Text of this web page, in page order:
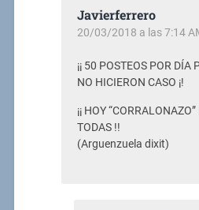
Javierferrero
20/03/2018 a las 7:14
¡¡ 50 POSTEOS POR DÍA
NO HICIERON CASO ¡!
¡¡ HOY
TODAS !!
(Arguenzuela dixit)